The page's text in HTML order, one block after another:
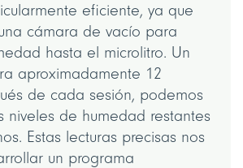
eficiente, ya que
cámara de vacío para
hasta el microlitro. Un
aproximadamente 12
de cada sesión, podemos
niveles de humedad restantes
Estas lecturas precisas nos
un programa